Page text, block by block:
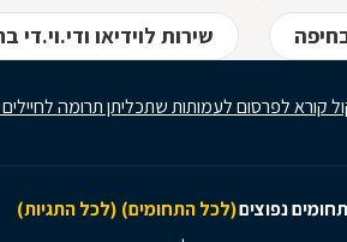
שירות לוידיאו ודי.וי.די
קורא לפרסום לעמותות שתכליתן תרומה
תחומים נפוצים(לכל התחומים) (לכל התגיות)